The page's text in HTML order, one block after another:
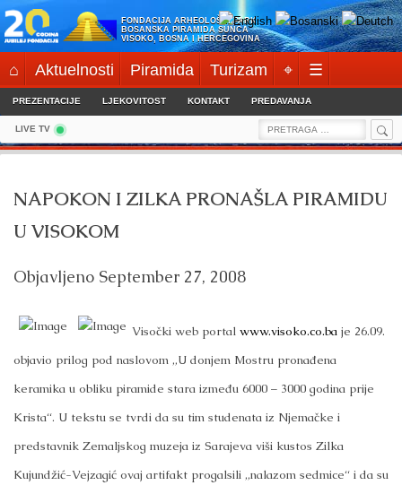
Skip
to
content
FONDACIJA ARHEOLOŠKI PARK:
BOSANSKA PIRAMIDA SUNCA
VISOKO, BOSNA I HERCEGOVINA
⌂ Aktuelnosti Piramida Turizam ⌖ ☰
PREZENTACIJE LJEKOVITOST KONTAKT PREDAVANJA
LIVE TV
Search
for:
NAPOKON I ZILKA PRONAŠLA PIRAMIDU
U VISOKOM
Objavljeno September 27, 2008
Visočki web portal www.visoko.co.ba je 26.09.
objavio prilog pod naslovom „U donjem Mostru pronađena
keramika u obliku piramide stara između 6000 – 3000 godina prije
Krista“. U tekstu se tvrdi da su tim studenata iz Njemačke i
predstavnik Zemaljskog muzeja iz Sarajeva viši kustos Zilka
Kujundžić-Vejzagić ovaj artifakt progalsili „nalazom sedmice“ i da su